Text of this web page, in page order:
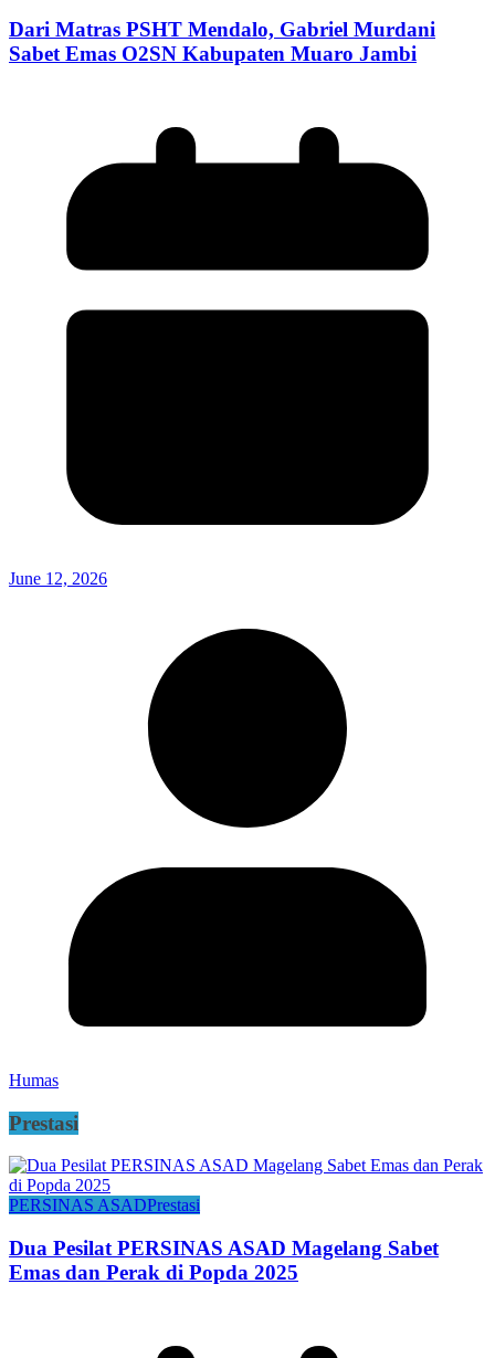
Dari Matras PSHT Mendalo, Gabriel Murdani
Sabet Emas O2SN Kabupaten Muaro Jambi
June 12, 2026
Humas
Prestasi
PERSINAS ASADPrestasi
Dua Pesilat PERSINAS ASAD Magelang Sabet
Emas dan Perak di Popda 2025